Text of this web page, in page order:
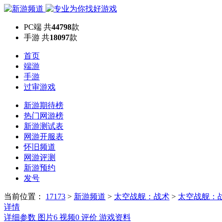
PC端 共44798款
手游 共18097款
首页
端游
手游
过审游戏
新游期待榜
热门网游榜
新游测试表
网游开服表
怀旧频道
网游评测
新游预约
发号
当前位置： 17173 > 新游频道 > 太空战舰：战术 > 太空战舰：
详情
详细参数 图片6 视频0 评价 游戏资料